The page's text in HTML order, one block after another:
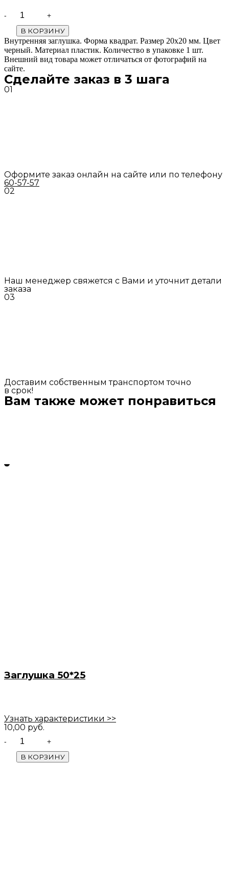
В КОРЗИНУ
Внутренняя заглушка. Форма квадрат. Размер 20х20 мм. Цвет
черный. Материал пластик. Количество в упаковке 1 шт.
Внешний вид товара может отличаться от фотографий на
сайте.
Сделайте заказ в 3 шага
01
Оформите заказ онлайн на сайте или по телефону
60-57-57
02
Наш менеджер свяжется с Вами и уточнит детали
заказа
03
Доставим собственным транспортом точно
в срок!
Вам также может понравиться
Заглушка 50*25
Узнать характеристики >>
10,00 руб.
В КОРЗИНУ